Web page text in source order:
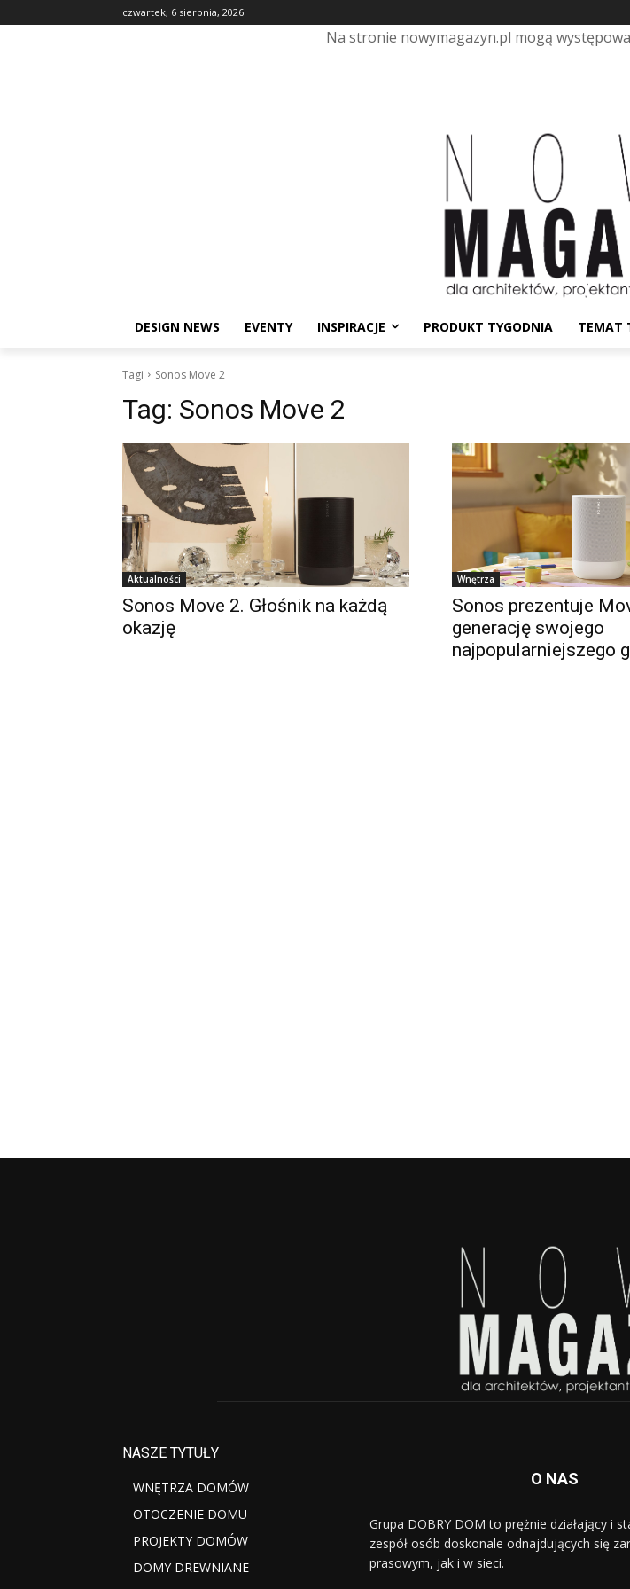
czwartek, 6 sierpnia, 2026
Na stronie nowymagazyn.pl mogą
DESIGN NEWS EVENTY INSPIRACJE PRODUKT TYGODNIA TEMAT
Tagi Sonos Move 2
Tag: Sonos Move 2
Aktualności
Sonos Move 2. Głośnik na każdą
okazję
Wnętrza
Sonos prezentuje
generację swojego
najpopularniejszego
NASZE TYTUŁY
WNĘTRZA DOMÓW
OTOCZENIE DOMU
PROJEKTY DOMÓW
DOMY DREWNIANE
O NAS
Grupa DOBRY DOM to prężnie działający i
zespół osób doskonale odnajdujących się
prasowym, jak i w sieci.